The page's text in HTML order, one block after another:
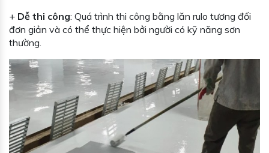
+ Dễ thi công: Quá trình thi công bằng lăn rulo tương đối
đơn giản và có thể thực hiện bởi người có kỹ năng sơn
thường.